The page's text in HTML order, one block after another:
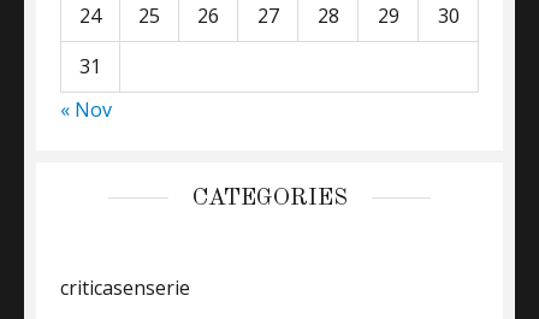
24
25 26 27 28 29
30
31
« Nov
CATEGORIES
criticasenserie